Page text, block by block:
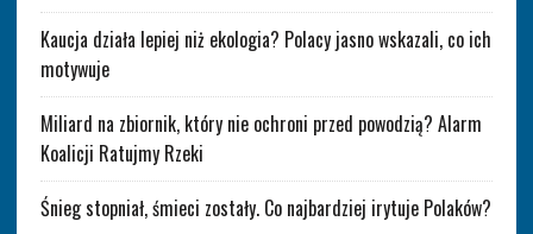
Kaucja działa lepiej niż ekologia? Polacy jasno wskazali, co ich
motywuje
Miliard na zbiornik, który nie ochroni przed powodzią? Alarm
Koalicji Ratujmy Rzeki
Śnieg stopniał, śmieci zostały. Co najbardziej irytuje Polaków?